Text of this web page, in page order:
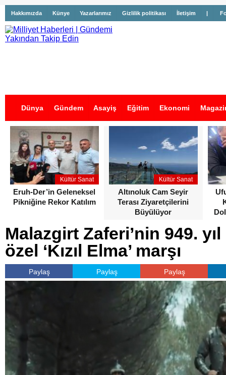
Hakkımızda Künye Yazarlarımız Gizlilik politikası İletişim |
Dünya Gündem Asayiş Eğitim Ekonomi
İş İlanları
Kültür Sanat
Eruh-Der’in Geleneksel
Pikniğine Rekor Katılım
Kültür Sanat
Altınoluk Cam Seyir
Terası Ziyaretçilerini
Büyülüyor
Malazgirt Zaferi’nin 949.
özel ‘Kızıl Elma’ marşı
Paylaş Paylaş Paylaş